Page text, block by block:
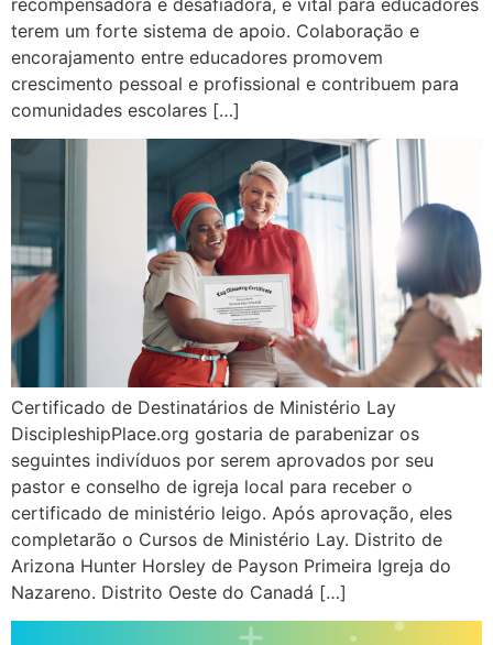
terem um forte sistema de apoio. Colaboração e
encorajamento entre educadores promovem
crescimento pessoal e profissional e contribuem para
comunidades escolares […]
Certificado de Destinatários de Ministério Lay
DiscipleshipPlace.org gostaria de parabenizar os
seguintes indivíduos por serem aprovados por seu
pastor e conselho de igreja local para receber o
certificado de ministério leigo. Após aprovação, eles
completarão o Cursos de Ministério Lay. Distrito de
Arizona Hunter Horsley de Payson Primeira Igreja do
Nazareno. Distrito Oeste do Canadá […]